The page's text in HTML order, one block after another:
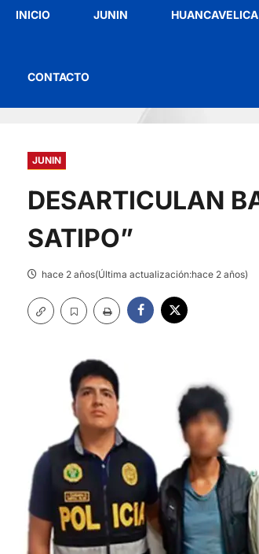
INICIO JUNIN HUANCAVELICA
CONTACTO
JUNIN
DESARTICULAN
SATIPO”
hace 2 años(Última actualización:hace 2 años)